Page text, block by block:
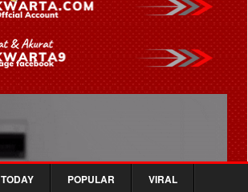
TODAY POPULAR VIRAL